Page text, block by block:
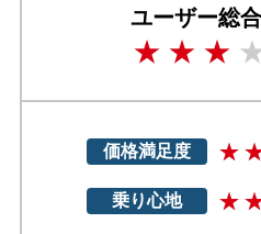
ユーザー総
価格満足度
乗り心地